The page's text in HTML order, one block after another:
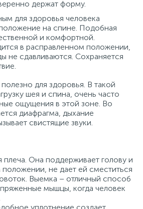
держат форму.
для здоровья человека
на спине. Подобная
и комфортной.
в расправленном положении,
не сдавливаются. Сохраняется
для здоровья. В такой
шея и спина, очень часто
ощущения в этой зоне. Во
диафрагма, дыхание
свистящие звуки.
Она поддерживает голову и
не дает ей сместиться
Выемка – отличный способ
мышцы, когда человек